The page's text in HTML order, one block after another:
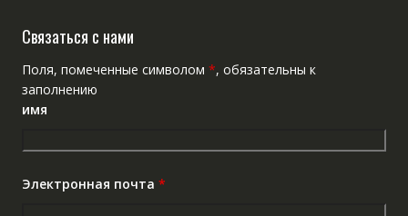
Связаться с нами
Поля, помеченные символом *, обязательны к
заполнению
имя
Электронная почта *